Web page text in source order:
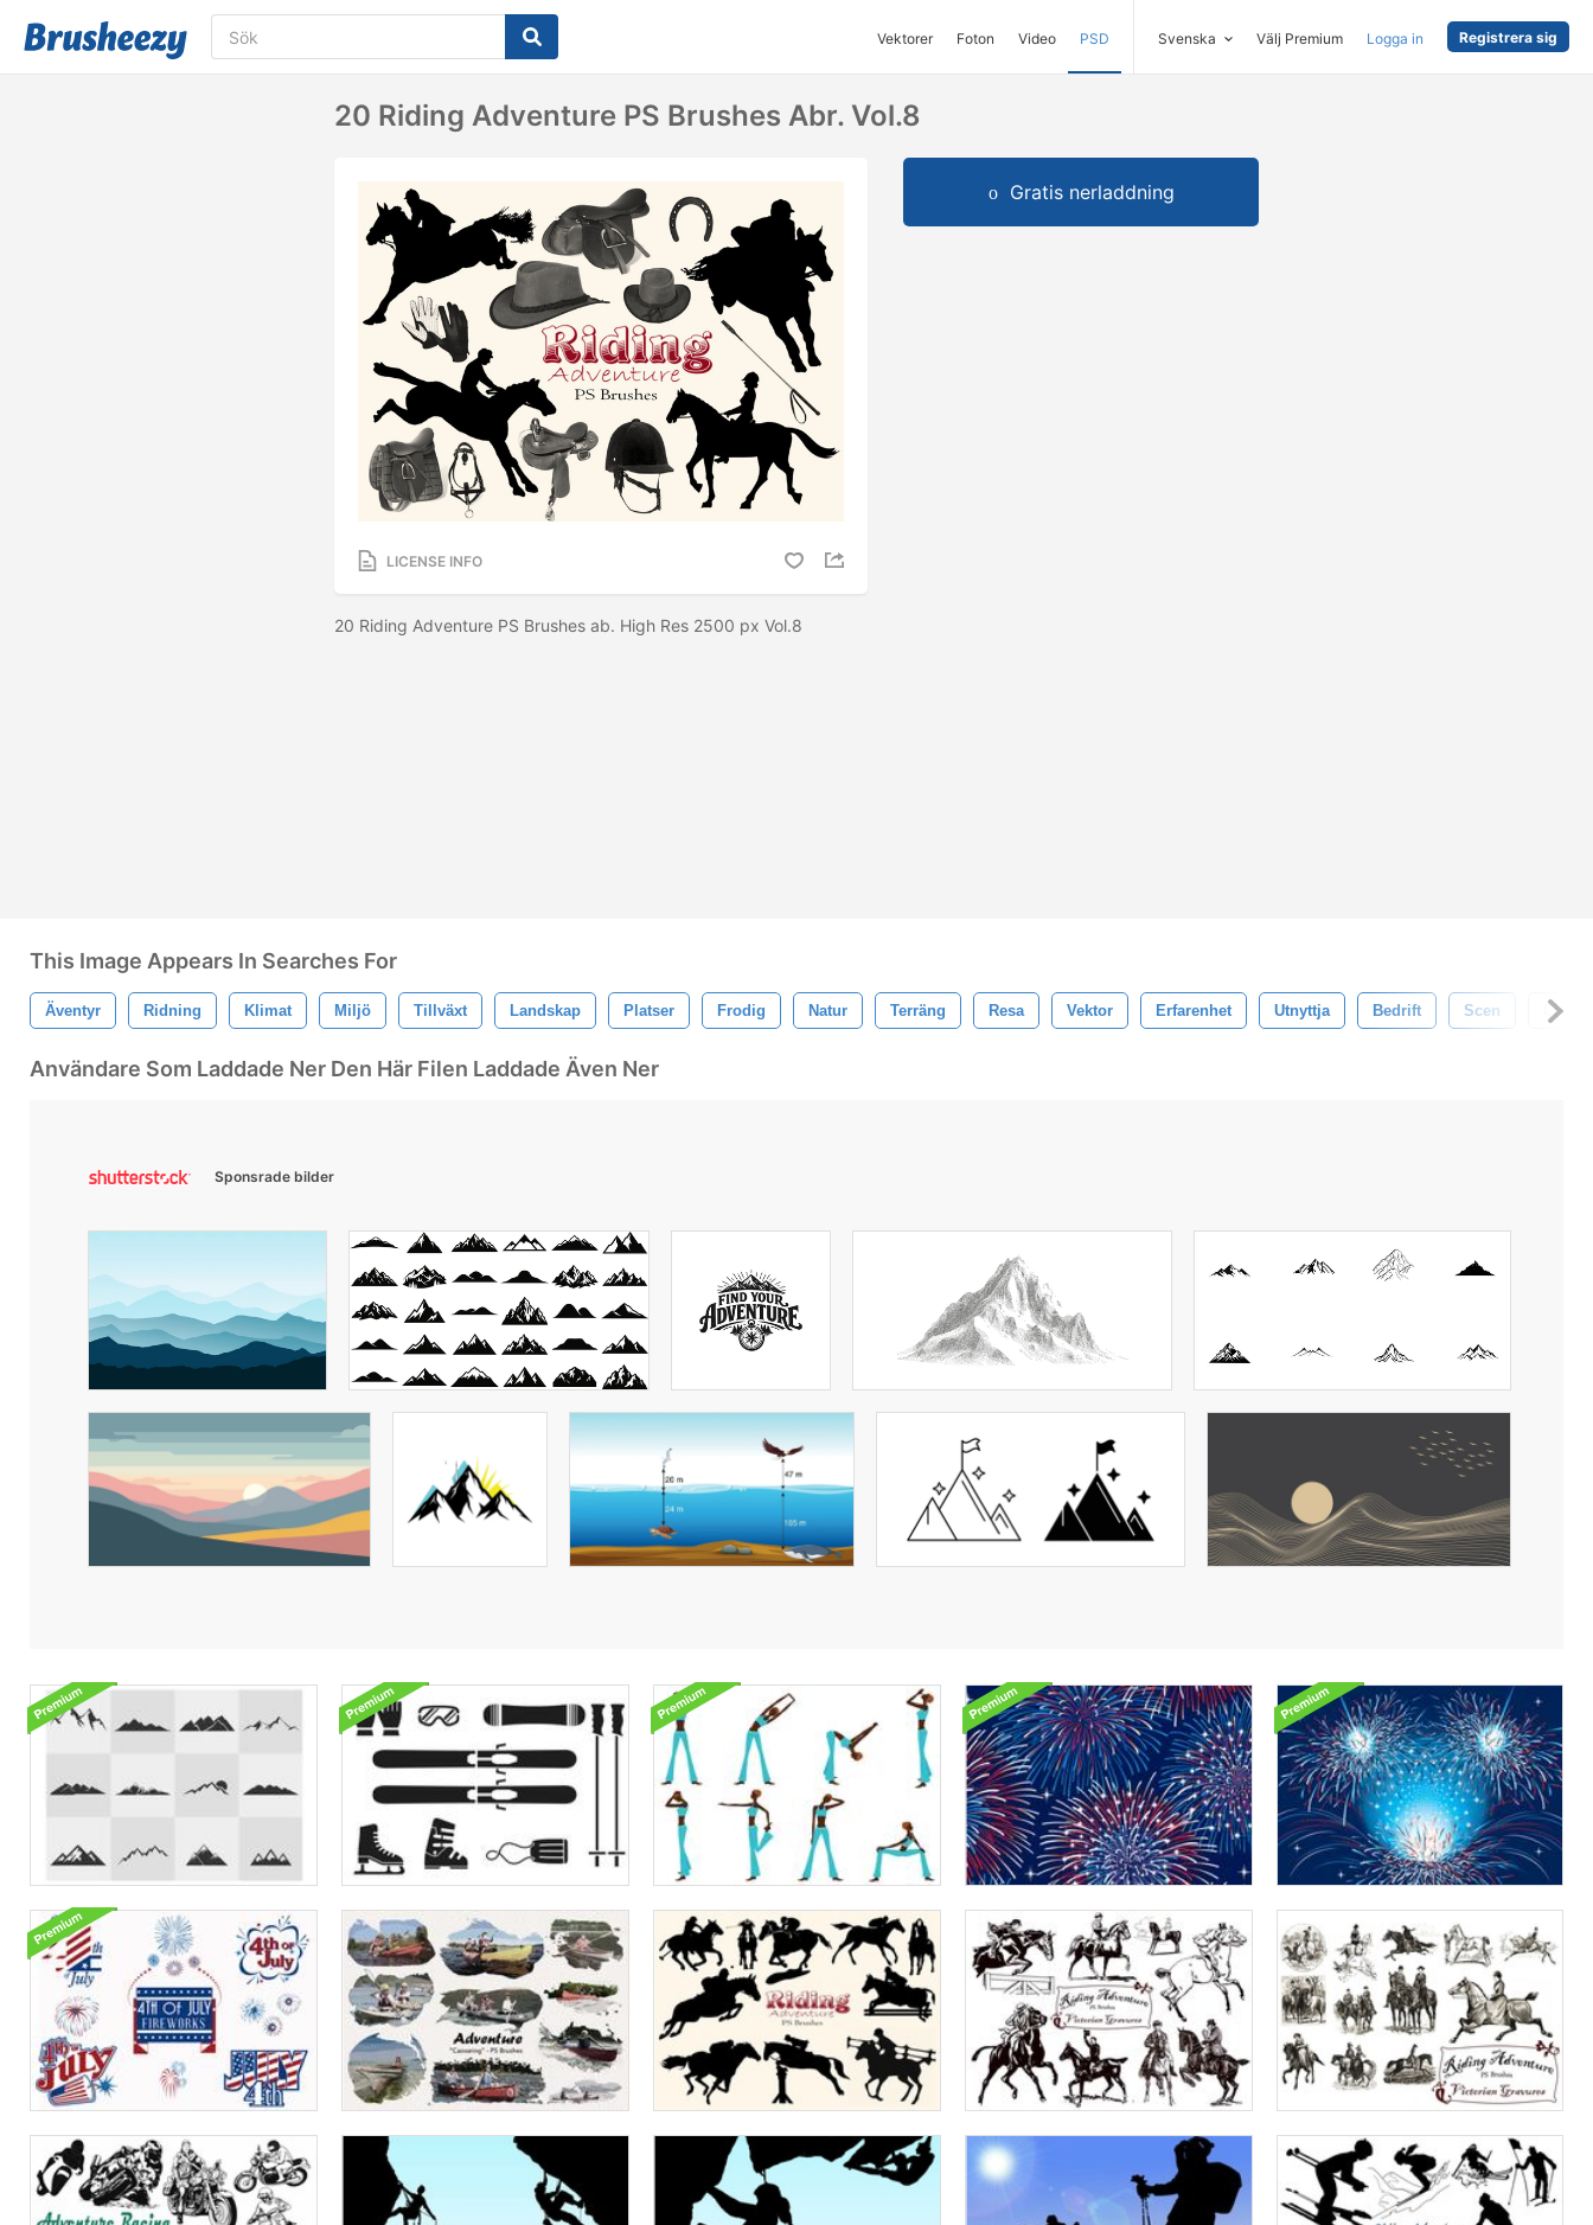
Vektorer Foton Video PSD Svenska Välj Premium Logga in Registrera sig
20 Riding Adventure PS Brushes Abr. Vol.8
LICENSE INFO
20 Riding Adventure PS Brushes ab. High Res 2500 px Vol.8
Gratis nerladdning
This Image Appears In Searches For
Äventyr Ridning Klimat Miljö Tillväxt Landskap Platser Frodig Natur Terräng Resa Vektor Erfarenhet Utnyttja Bedrift Scen Chans
Användare Som Laddade Ner Den Här Filen Laddade Även Ner
Sponsrade bilder